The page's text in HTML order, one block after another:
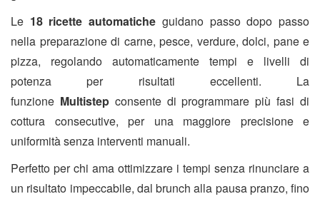
Le 18 ricette automatiche guidano passo dopo passo
nella preparazione di carne, pesce, verdure, dolci, pane e
pizza, regolando automaticamente tempi e livelli di
potenza per risultati eccellenti. La
funzione Multistepconsente di programmare più fasi di
cottura consecutive, per una maggiore precisione e
uniformità senza interventi manuali.
Perfetto per chi ama ottimizzare i tempi senza rinunciare a
un risultato impeccabile, dal brunch alla pausa pranzo, fino